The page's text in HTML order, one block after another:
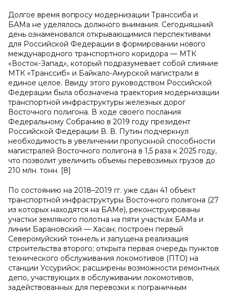
Долгое время вопросу модернизации Транссиба и
БАМа не уделялось должного внимания. Сегодняшний
день ознаменовался открывающимися перспективами
для Российской Федерации в формировании нового
международного транспортного коридора — МТК
«Восток-Запад», который подразумевает собой слияние
МТК «Транссиб» и Байкало-Амурской магистрали в
единое целое. Ввиду этого руководством Российской
Федерации была обозначена траектория модернизации
транспортной инфраструктуры железных дорог
Восточного полигона. В ходе своего послания
Федеральному Собранию в 2019 году президент
Российской Федерации В. В. Путин подчеркнул
необходимость в увеличении пропускной способности
магистралей Восточного полигона в 1,5 раза к 2025 году,
что позволит увеличить объемы перевозимых грузов до
210 млн. тонн. [8]
По состоянию на 2018–2019 гг. уже сдан 41 объект
транспортной инфраструктуры Восточного полигона (27
из которых находятся на БАМе), реконструированы
участки земляного полотна на пяти участках БАМа и
линии Барановский — Хасан; построен первый
Северомуйский тоннель и запущена реализация
строительства второго; открыта первая очередь пунктов
технического обслуживания локомотивов (ПТО) на
станции Уссурийск; расширены возможности ремонтных
депо, участвующих в обслуживании локомотивов,
задействованных для перевозки к пограничным